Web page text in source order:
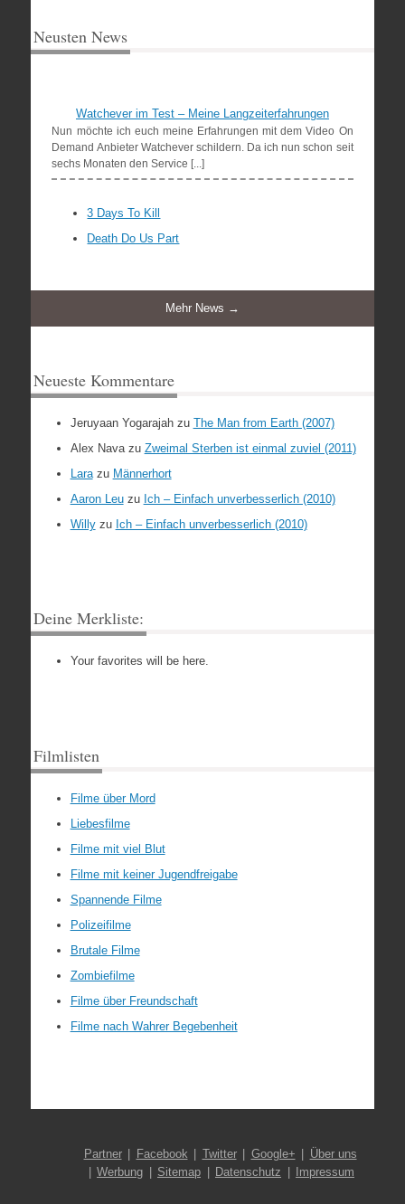
Neusten News
Watchever im Test – Meine Langzeiterfahrungen
Nun möchte ich euch meine Erfahrungen mit dem Video On
Demand Anbieter Watchever schildern. Da ich nun schon seit
sechs Monaten den Service [...]
3 Days To Kill
Death Do Us Part
Mehr News →
Neueste Kommentare
Jeruyaan Yogarajahzu The Man from Earth (2007)
Alex Navazu Zweimal Sterben ist einmal zuviel (2011)
Larazu Männerhort
Aaron Leuzu Ich – Einfach unverbesserlich (2010)
Willyzu Ich – Einfach unverbesserlich (2010)
Deine Merkliste:
Your favorites will be here.
Filmlisten
Filme über Mord
Liebesfilme
Filme mit viel Blut
Filme mit keiner Jugendfreigabe
Spannende Filme
Polizeifilme
Brutale Filme
Zombiefilme
Filme über Freundschaft
Filme nach Wahrer Begebenheit
Partner Facebook Twitter Google+
Über uns
Werbung
Sitemap Datenschutz Impressum